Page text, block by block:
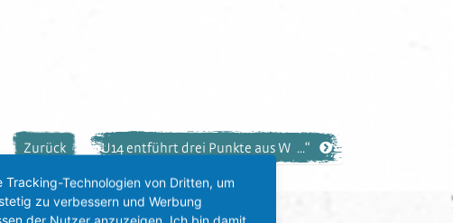
Zurück U14 entführt drei Punkte aus W ...“
Tracking-Technologien von Dritten, um
zu verbessern und Werbung
der Nutzer anzuzeigen. Ich bin damit